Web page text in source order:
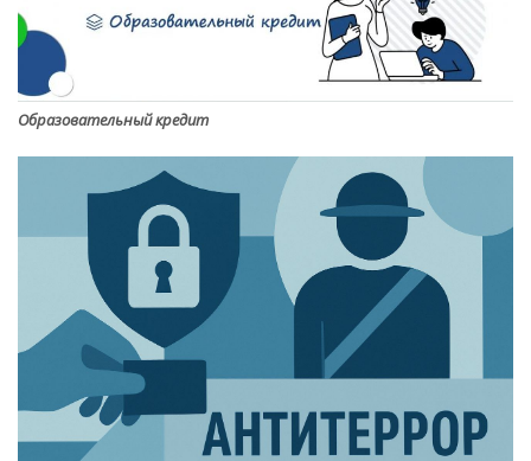
Образовательный кредит